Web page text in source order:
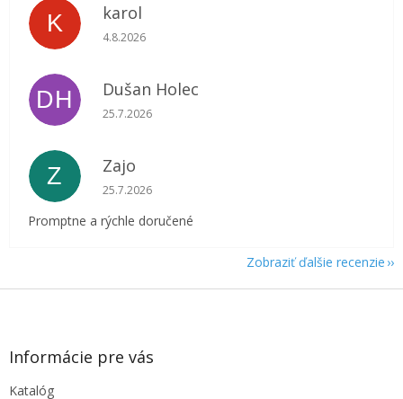
K karol
Hodnotenie obchodu je 5 z 5 hviezdičiek.
4.8.2026
DH Dušan Holec
Hodnotenie obchodu je 5 z 5 hviezdičiek.
25.7.2026
Z Zajo
Hodnotenie obchodu je 5 z 5 hviezdičiek.
25.7.2026
Promptne a rýchle doručené
Zobraziť ďalšie recenzie
Z
Informácie pre vás
Katalóg